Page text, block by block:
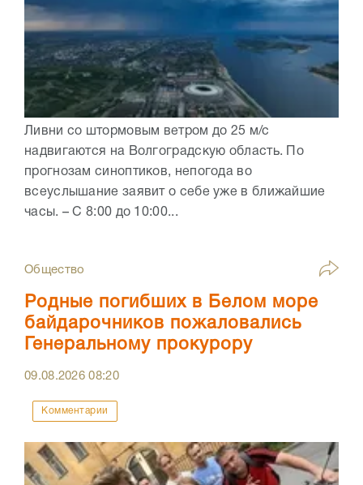
Ливни со штормовым ветром до 25 м/с
надвигаются на Волгоградскую область. По
прогнозам синоптиков, непогода во
всеуслышание заявит о себе уже в ближайшие
часы. – С 8:00 до 10:00...
Общество
Родные погибших в Белом море
байдарочников пожаловались
Генеральному прокурору
09.08.202608:20
Комментарии